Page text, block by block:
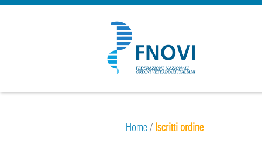
Home/ Iscritti ordine